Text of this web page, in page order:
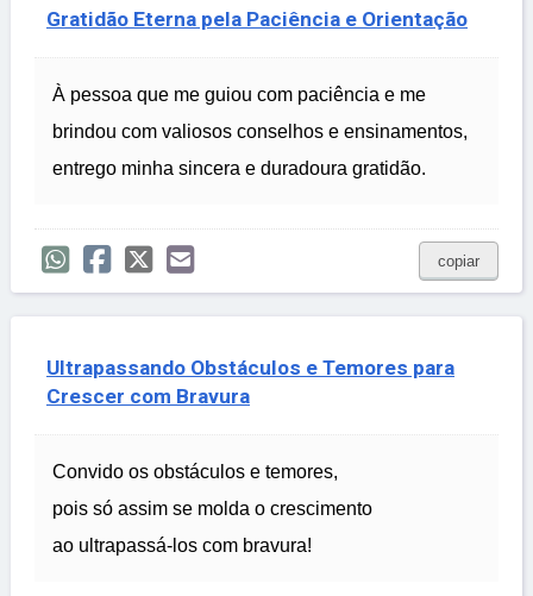
Gratidão Eterna pela Paciência e Orientação
À pessoa que me guiou com paciência e me
brindou com valiosos conselhos e ensinamentos,
entrego minha sincera e duradoura gratidão.
copiar
Ultrapassando Obstáculos e Temores para
Crescer com Bravura
Convido os obstáculos e temores,
pois só assim se molda o crescimento
ao ultrapassá-los com bravura!